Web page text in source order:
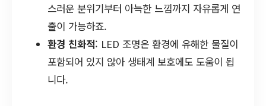
스러운 분위기부터 아늑한 느낌까지 자유롭게 연
출이 가능하죠.
환경 친화적: LED 조명은 환경에 유해한 물질이
포함되어 있지 않아 생태계 보호에도 도움이 됩
니다.